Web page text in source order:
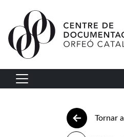
Vés al contingut
Navegació principal
Tornar